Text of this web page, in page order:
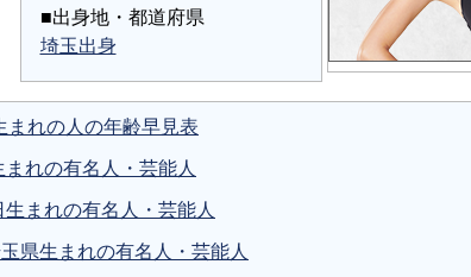
■出身地・都道府県
埼玉出身
まれの人の年齢早見表
れの有名人・芸能人
まれの有名人・芸能人
県生まれの有名人・芸能人